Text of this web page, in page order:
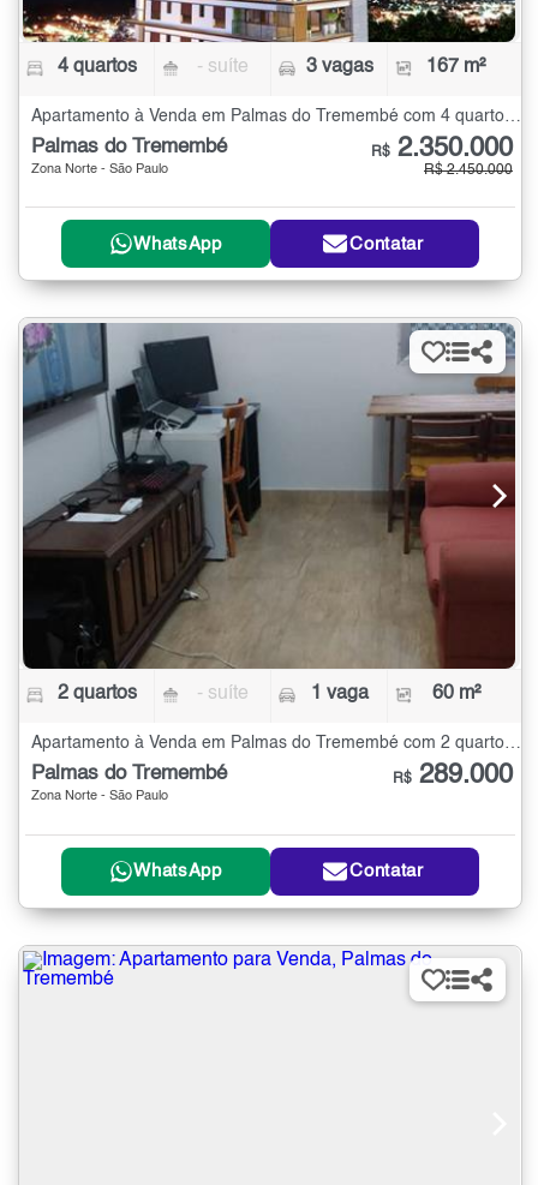
4 quartos - suíte 3 vagas 167 m²
Apartamento à Venda em Palmas do Tremembé com 4 quartos - 167 m²
Palmas do Tremembé
Zona Norte - São Paulo
R$ 2.350.000
R$ 2.450.000
WhatsApp Contatar
2 quartos - suíte 1 vaga 60 m²
Apartamento à Venda em Palmas do Tremembé com 2 quartos - 60 m²
Palmas do Tremembé
Zona Norte - São Paulo
R$ 289.000
WhatsApp Contatar